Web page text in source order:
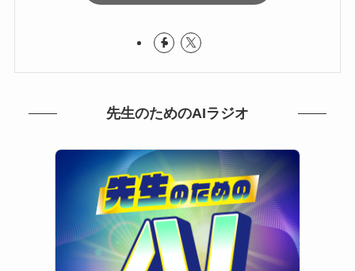
先生のためのAIラジオ